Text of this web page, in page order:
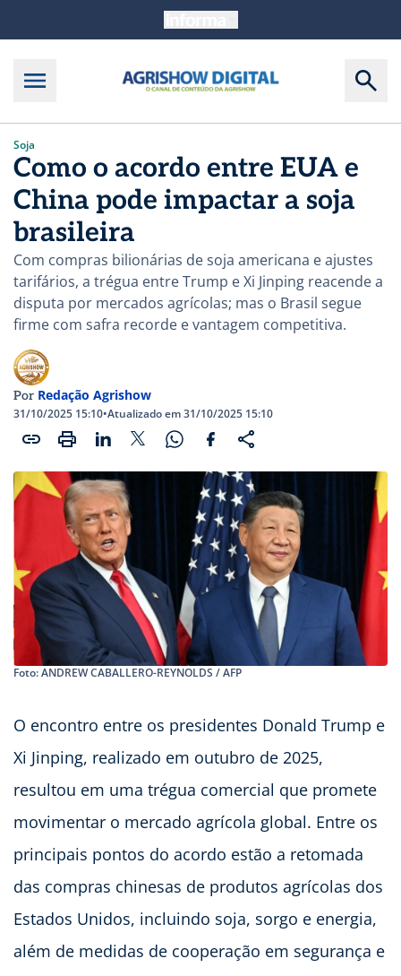
Soja
Como o acordo entre EUA e
China pode impactar a soja
brasileira
Com compras bilionárias de soja americana e ajustes
tarifários, a trégua entre Trump e Xi Jinping reacende a
disputa por mercados agrícolas; mas o Brasil segue
firme com safra recorde e vantagem competitiva.
Por Redação Agrishow
31/10/2025 15:10•Atualizado em 31/10/2025 15:10
Foto: ANDREW CABALLERO-REYNOLDS / AFP
O encontro entre os presidentes Donald Trump e
Xi Jinping, realizado em outubro de 2025,
resultou em uma trégua comercial que promete
movimentar o mercado agrícola global. Entre os
principais pontos do acordo estão a retomada
das compras chinesas de produtos agrícolas dos
Estados Unidos, incluindo soja, sorgo e energia,
além de medidas de cooperação em segurança e